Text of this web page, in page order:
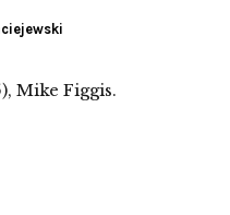
Mike Figgis.